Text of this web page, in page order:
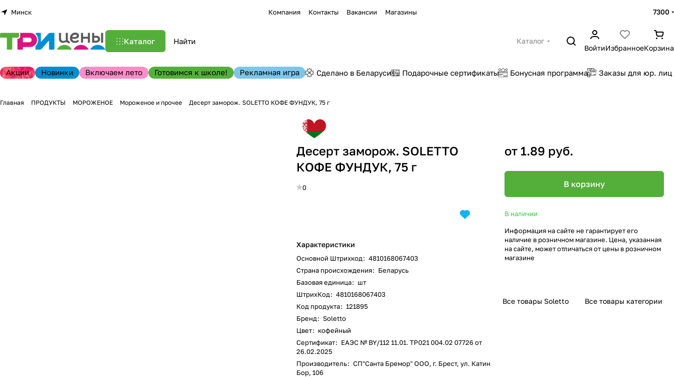
Минск Компания Контакты Вакансии Магазины 7300
Каталог
Каталог
ВойтиИзбранноеКорзина
Акции Новинки Включаем лето Готовимся к школе! Рекламная игра Сделано в Беларуси Подарочные сертификаты Бонусная программа Заказы для юр. лиц
Главная ПРОДУКТЫ МОРОЖЕНОЕ Мороженое и прочее Десерт заморож. SOLETTO КОФЕ ФУНДУК, 75 г
Десерт заморож. SOLETTO
КОФЕ ФУНДУК, 75 г
0
Характеристики
Основной Штрихкод: 4810168067403
Страна происхождения: Беларусь
Базовая единица: шт
ШтрихКод: 4810168067403
Код продукта: 121895
Бренд: Soletto
Цвет: кофейный
Сертификат: ЕАЭС № BY/112 11.01. ТР021 004.02 07726 от
26.02.2025
Производитель: СП"Санта Бремор" ООО, г. Брест, ул. Катин
Бор, 106
от 1.89 руб.
В корзину
В наличии
Информация на сайте не гарантирует его
наличие в розничном магазине. Цена, указанная
на сайте, может отличаться от цены в розничном
магазине
Все товары Soletto Все товары категории